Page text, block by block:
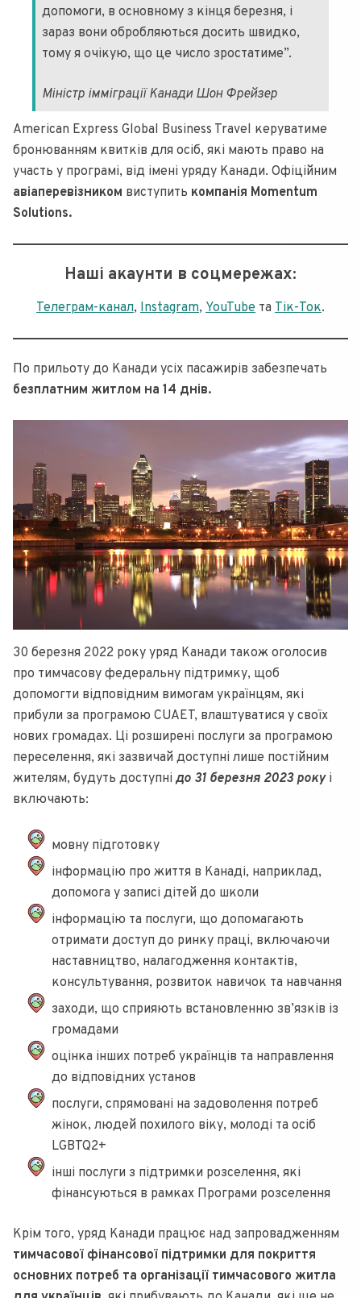
допомоги, в основному з кінця березня, і
зараз вони обробляються досить швидко,
тому я очікую, що це число зростатиме”.
Міністр імміграції Канади Шон Фрейзер
American Express Global Business Travel керуватиме
бронюванням квитків для осіб, які мають право на
участь у програмі, від імені уряду Канади. Офіційним
авіаперевізником виступить компанія Momentum
Solutions.
Наші акаунти в соцмережах:
Телеграм-канал, Instagram, YouTube та Тік-Ток.
По прильоту до Канади усіх пасажирів забезпечать
безплатним житлом на 14 днів.
30 березня 2022 року уряд Канади також оголосив
про тимчасову федеральну підтримку, щоб
допомогти відповідним вимогам українцям, які
прибули за програмою CUAET, влаштуватися у своїх
нових громадах. Ці розширені послуги за програмою
переселення, які зазвичай доступні лише постійним
жителям, будуть доступні до 31 березня 2023 рокуі
включають:
мовну підготовку
інформацію про життя в Канаді, наприклад,
допомога у записі дітей до школи
інформацію та послуги, що допомагають
отримати доступ до ринку праці, включаючи
наставництво, налагодження контактів,
консультування, розвиток навичок та навчання
заходи, що сприяють встановленню зв’язків із
громадами
оцінка інших потреб українців та направлення
до відповідних установ
послуги, спрямовані на задоволення потреб
жінок, людей похилого віку, молоді та осіб
LGBTQ2+
інші послуги з підтримки розселення, які
фінансуються в рамках Програми розселення
Крім того, уряд Канади працює над запровадженням
тимчасової фінансової підтримки для покриття
основних потреб та організації тимчасового житла